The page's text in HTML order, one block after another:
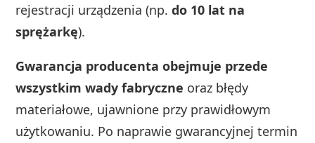
rejestracji urządzenia (np.do 10 lat na
sprężarkę).
Gwarancja producenta obejmuje przede
wszystkim wady fabryczne oraz błędy
materiałowe, ujawnione przy prawidłowym
użytkowaniu. Po naprawie gwarancyjnej termin